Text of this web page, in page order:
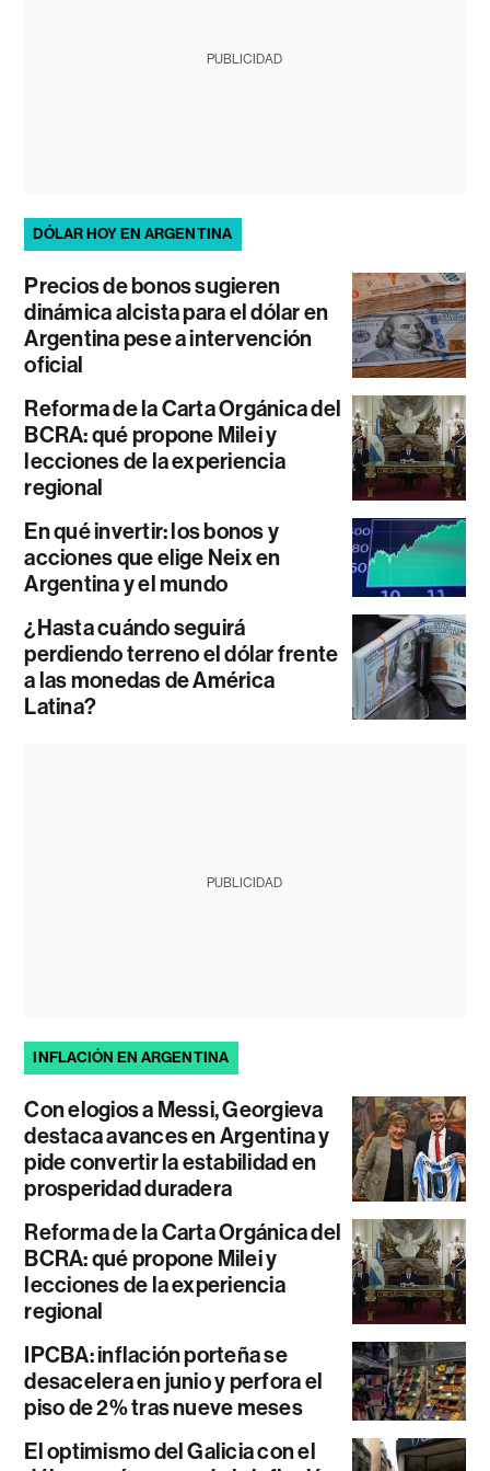
PUBLICIDAD
DÓLAR HOY EN ARGENTINA
Precios de bonos sugieren
dinámica alcista para el dólar en
Argentina pese a intervención
oficial
Reforma de la Carta Orgánica del
BCRA: qué propone Milei y
lecciones de la experiencia
regional
En qué invertir: los bonos y
acciones que elige Neix en
Argentina y el mundo
¿Hasta cuándo seguirá
perdiendo terreno el dólar frente
a las monedas de América
Latina?
PUBLICIDAD
INFLACIÓN EN ARGENTINA
Con elogios a Messi, Georgieva
destaca avances en Argentina y
pide convertir la estabilidad en
prosperidad duradera
Reforma de la Carta Orgánica del
BCRA: qué propone Milei y
lecciones de la experiencia
regional
IPCBA: inflación porteña se
desacelera en junio y perfora el
piso de 2% tras nueve meses
El optimismo del Galicia con el